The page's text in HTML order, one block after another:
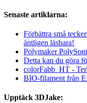
Senaste artiklarna:
Förbättra små
äntligen läsbara!
Polymaker
Detta kan du göra
colorFabb_HT -
BIO-filament från
Upptäck 3DJake: